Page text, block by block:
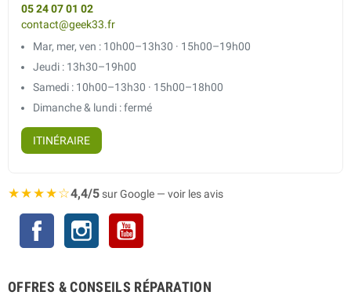
05 24 07 01 02
contact@geek33.fr
Mar, mer, ven : 10h00–13h30 · 15h00–19h00
Jeudi : 13h30–19h00
Samedi : 10h00–13h30 · 15h00–18h00
Dimanche & lundi : fermé
ITINÉRAIRE
★★★★☆4,4/5sur Google — voir les avis
Facebook Instagram
OFFRES & CONSEILS RÉPARATION